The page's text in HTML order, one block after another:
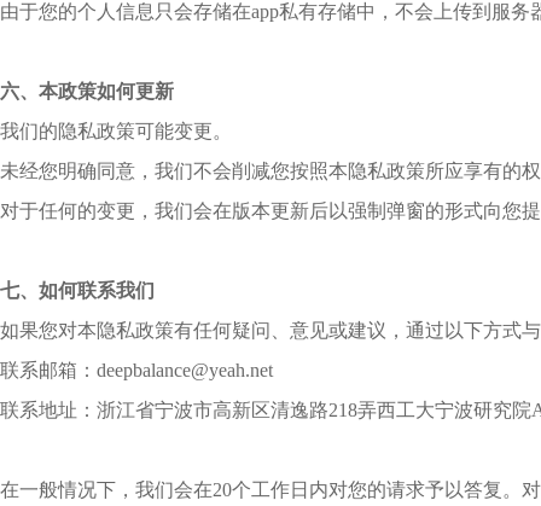
由于您的个人信息只会存储在app私有存储中，不会上传到服
六、本政策如何更新
我们的隐私政策可能变更。
未经您明确同意，我们不会削减您按照本隐私政策所应享有的
对于任何的变更，我们会在版本更新后以强制弹窗的形式向您
七、如何联系我们
如果您对本隐私政策有任何疑问、意见或建议，通过以下方式
联系邮箱：deepbalance@yeah.net
联系地址：浙江省宁波市高新区清逸路218弄西工大宁波研究院
在一般情况下，我们会在20个工作日内对您的请求予以答复。